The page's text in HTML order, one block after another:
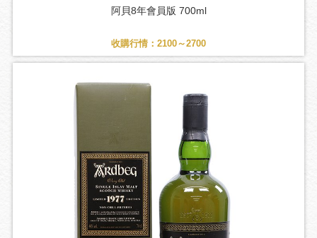
阿貝8年會員版 700ml
收購行情：2100～2700